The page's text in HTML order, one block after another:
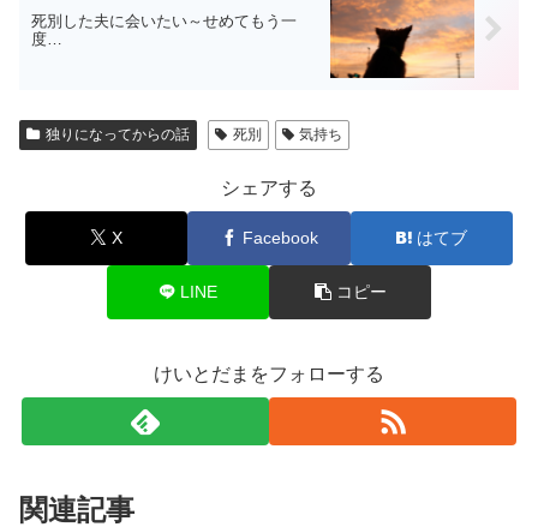
死別した夫に会いたい～せめてもう一
度…
独りになってからの話 死別 気持ち
シェアする
X Facebook はてブ
LINE コピー
けいとだまをフォローする
関連記事